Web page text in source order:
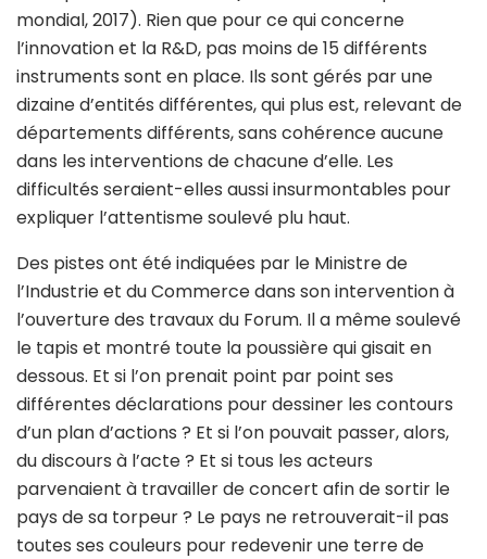
mondial, 2017). Rien que pour ce qui concerne
l’innovation et la R&D, pas moins de 15 différents
instruments sont en place. Ils sont gérés par une
dizaine d’entités différentes, qui plus est, relevant de
départements différents, sans cohérence aucune
dans les interventions de chacune d’elle. Les
difficultés seraient-elles aussi insurmontables pour
expliquer l’attentisme soulevé plu haut.
Des pistes ont été indiquées par le Ministre de
l’Industrie et du Commerce dans son intervention à
l’ouverture des travaux du Forum. Il a même soulevé
le tapis et montré toute la poussière qui gisait en
dessous. Et si l’on prenait point par point ses
différentes déclarations pour dessiner les contours
d’un plan d’actions ? Et si l’on pouvait passer, alors,
du discours à l’acte ? Et si tous les acteurs
parvenaient à travailler de concert afin de sortir le
pays de sa torpeur ? Le pays ne retrouverait-il pas
toutes ses couleurs pour redevenir une terre de